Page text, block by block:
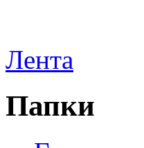
Лента
Папки